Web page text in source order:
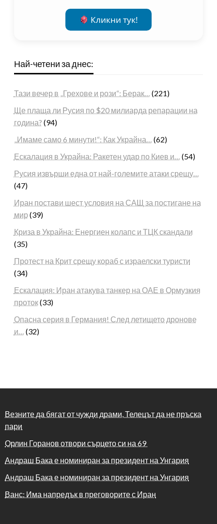
Кликни тук!
Най-четени за днес:
Тази вечер в „Грехове и рози“: Берак… (221)
Ще плаща ли Русия по $20 милиарда репарации на
година? (94)
„Имаме само 6 минути!“: Как Украйна… (62)
Ескалация в Украйна: Ракетен удар по Киев и… (54)
Русия извърши една от най-големите атаки срещу…
(47)
Иран постави шест условия на САЩ за постигане на
мир (39)
Криза в Украйна: Енергиен колапс и ТЦК скандали
(35)
Протест на Крит срещу кораб с израелски туристи
(34)
Ескалация: Иран атакува танкер на ОАЕ в Ормузкия
проток(33)
Опасна серия в Германия! След летището дронове
и… (32)
Везните да бягат от чужди драми, Телецът да не пръска
пари
Орлин Горанов отвори сърцето си на 69
Андраш Бака е номиниран за президент на Унгария
Андраш Бака е номиниран за президент на Унгария
Ванс: Има напредък в преговорите с Иран